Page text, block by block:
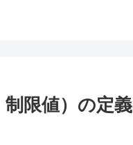
限値）の定義